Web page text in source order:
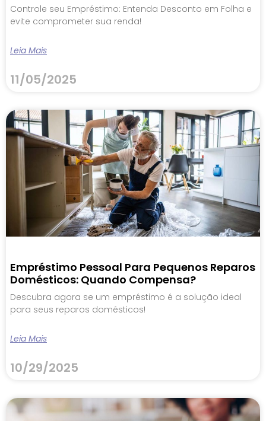
Controle seu Empréstimo: Entenda Desconto em Folha e
evite comprometer sua renda!
Leia Mais
11/05/2025
Empréstimo Pessoal Para Pequenos Reparos
Domésticos: Quando Compensa?
Descubra agora se um empréstimo é a solução ideal
para seus reparos domésticos!
Leia Mais
10/29/2025